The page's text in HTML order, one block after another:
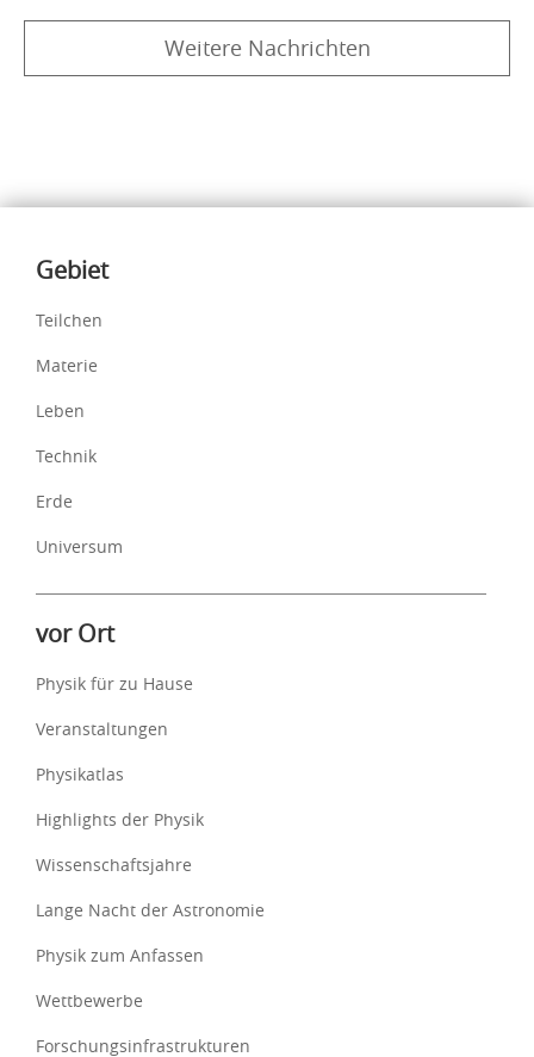
Weitere Nachrichten
Inhalte
Gebiet
Teilchen
Materie
Leben
Technik
Erde
Universum
vor Ort
Physik für zu Hause
Veranstaltungen
Physikatlas
Highlights der Physik
Wissenschaftsjahre
Lange Nacht der Astronomie
Physik zum Anfassen
Wettbewerbe
Forschungsinfrastrukturen